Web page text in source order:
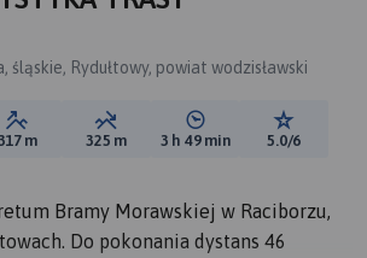
śląskie, Rydułtowy, powiat wodzisławski
Suma przewyższeń:
m Suma spadków:
325 m Średni czas potrzebny
3 h 49 min Ocena
5.0/6
Bramy Morawskiej w Raciborzu,
Do pokonania dystans 46